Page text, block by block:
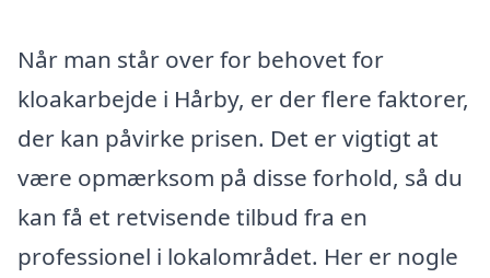
Når man står over for behovet for
kloakarbejde i Hårby, er der flere faktorer,
der kan påvirke prisen. Det er vigtigt at
være opmærksom på disse forhold, så du
kan få et retvisende tilbud fra en
professionel i lokalområdet. Her er nogle